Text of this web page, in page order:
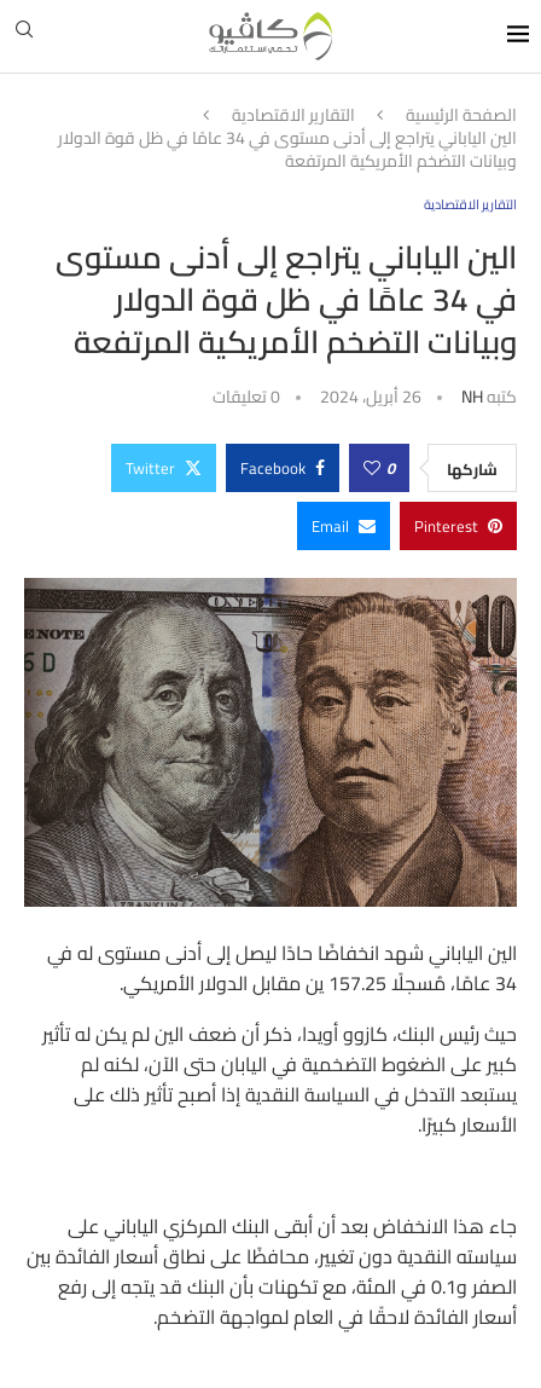
الصفحة الرئيسية التقارير الاقتصادية
الين الياباني يتراجع إلى أدنى مستوى في 34 عامًا في ظل قوة الدولار
وبيانات التضخم الأمريكية المرتفعة
التقارير الاقتصادية
الين الياباني يتراجع إلى أدنى مستوى
في 34 عامًا في ظل قوة الدولار
وبيانات التضخم الأمريكية المرتفعة
كتبهNH 26 أبريل، 2024 0 تعليقات
شاركها 0
Facebook
Twitter
Pinterest
Email
الين الياباني شهد انخفاضًا حادًا ليصل إلى أدنى مستوى له في
34 عامًا، مُسجلًا 157.25 ين مقابل الدولار الأمريكي.
حيث رئيس البنك، كازوو أويدا، ذكر أن ضعف الين لم يكن له تأثير
كبير على الضغوط التضخمية في اليابان حتى الآن، لكنه لم
يستبعد التدخل في السياسة النقدية إذا أصبح تأثير ذلك على
الأسعار كبيرًا.
جاء هذا الانخفاض بعد أن أبقى البنك المركزي الياباني على
سياسته النقدية دون تغيير، محافظًا على نطاق أسعار الفائدة بين
الصفر و0.1 في المئة، مع تكهنات بأن البنك قد يتجه إلى رفع
أسعار الفائدة لاحقًا في العام لمواجهة التضخم.